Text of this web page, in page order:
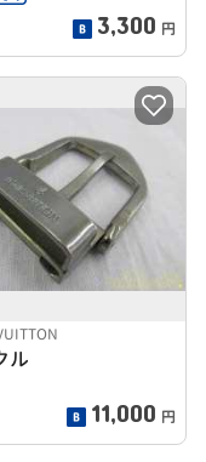
3,300 円
ル
11,000 円